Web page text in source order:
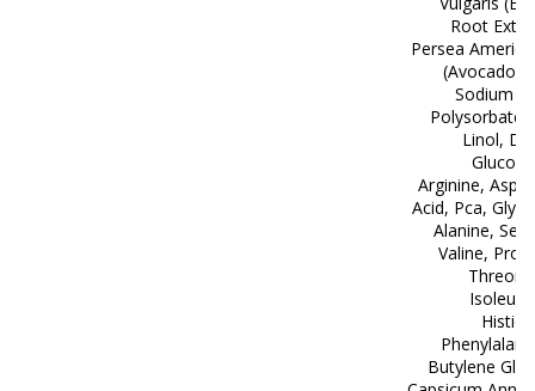
Root
Persea
(Avocado)
Sodium
Polysorbate
Linol,
Arginine,
Acid, Pca,
Alanine,
Valine,
Butylene